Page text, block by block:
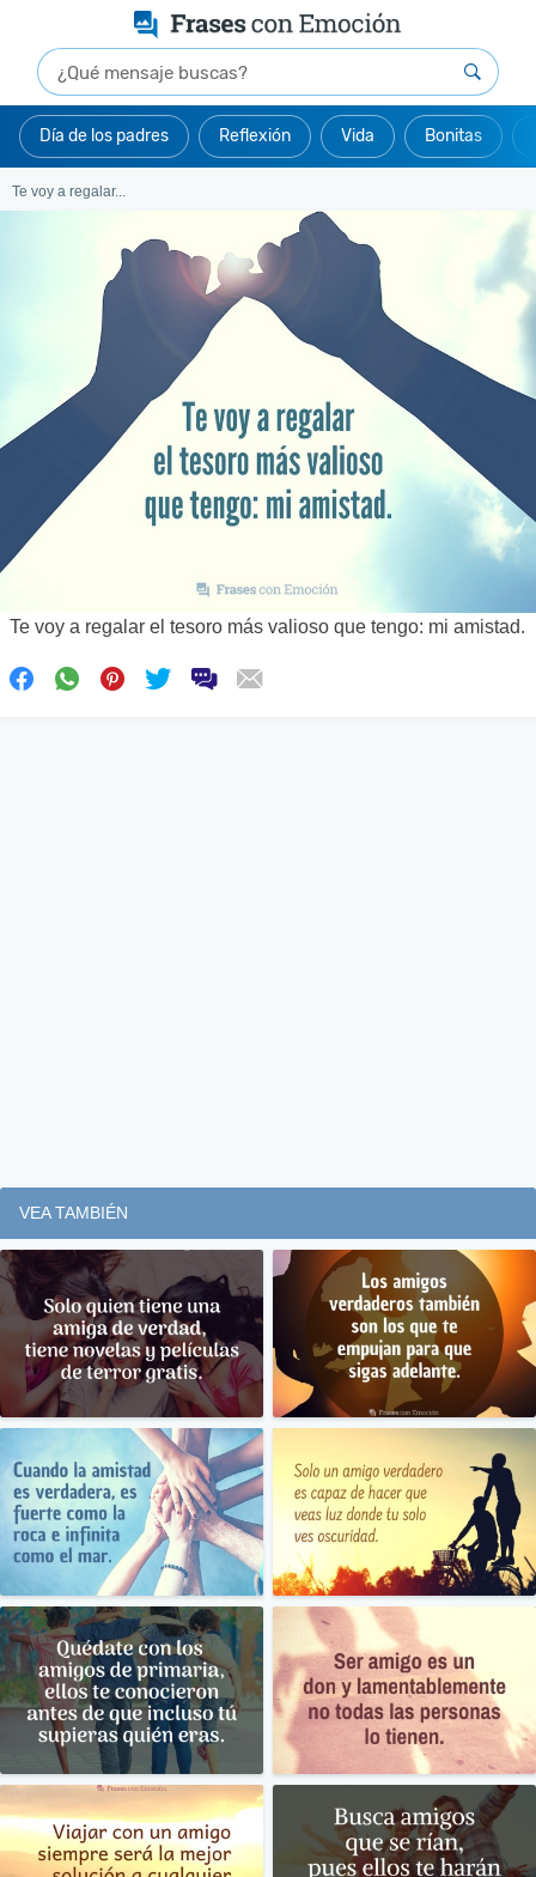
Día de los padres Reflexión Vida Bonitas
Te voy a regalar...
Te voy a regalar el tesoro más valioso que tengo: mi amistad.
VEA TAMBIÉN